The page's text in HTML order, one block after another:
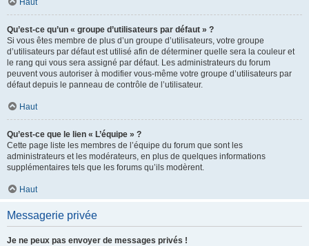
Haut
Qu’est-ce qu’un « groupe d’utilisateurs par défaut » ?
Si vous êtes membre de plus d’un groupe d’utilisateurs, votre groupe
d’utilisateurs par défaut est utilisé afin de déterminer quelle sera la couleur et
le rang qui vous sera assigné par défaut. Les administrateurs du forum
peuvent vous autoriser à modifier vous-même votre groupe d’utilisateurs par
défaut depuis le panneau de contrôle de l’utilisateur.
Haut
Qu’est-ce que le lien « L’équipe » ?
Cette page liste les membres de l’équipe du forum que sont les
administrateurs et les modérateurs, en plus de quelques informations
supplémentaires tels que les forums qu’ils modèrent.
Haut
Messagerie privée
Je ne peux pas envoyer de messages privés !